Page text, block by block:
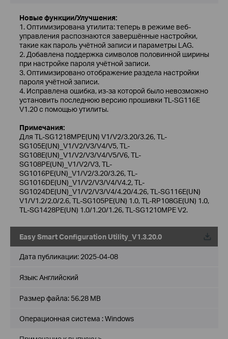
Новые функции/Улучшения:
1. Оптимизирована утилита: теперь в режиме веб-
управления распознаются завершённые настройки,
такие как пароль учётной записи и параметры LAG.
2. Добавлена поддержка символов половинной ширины
при настройке пароля учётной записи.
3. Оптимизировано отображение раздела настройки
пароля учётной записи.
4. Исправлена ошибка, из-за которой было невозможно
установить последнюю версию прошивки TL-SG116E
V1.20 с помощью утилиты.
Примечания:
Для TL-SG1218MPE(UN) V1/V2/3.20/3.26, TL-
SG105E(UN)_V1/V2/V3/V4/V5, TL-
SG108E(UN)_V1/V2/V3/V4/V5/V6, TL-
SG108PE(UN)_V1/V2/V3, TL-
SG1016PE(UN)_V1/V2/3.20/3.26, TL-
SG1016DE(UN)_V1/V2/V3/V4/V4.2, TL-
SG1024DE(UN)_V1/V2/V3/V4/4.20/4.26, TL-SG116E(UN)
V1/V1.2/2.0/2.6, TL-SG105PE(UN) 1.0, TL-RP108GE(UN) 1.0,
TL-SG1428PE(UN) 1.0/1.20/1.26, TL-SG1210MPE V2.
Easy Smart Configuration Utility_V1.3.20.0
Дата публикации: 2025-04-08
Язык:Английский
Размер файла: 56.28 MB
Операционная система : Windows